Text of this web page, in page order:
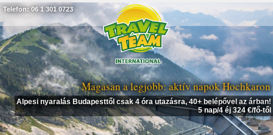
Magasan a legjobb: aktív napok Hochkaron
Alpesi nyaralás Budapesttől csak 4 óra utazásra, 40+ belépővel az árban!
5 nap/4 éj 324 €/fő-től
Telefon: 06 1 301 0723